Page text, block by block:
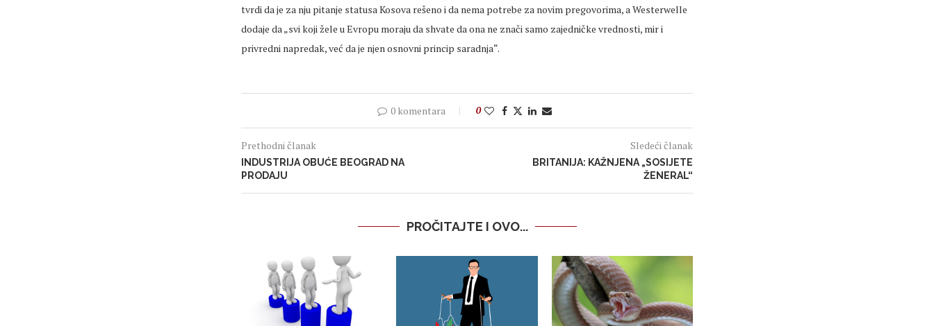
tvrdi da je za nju pitanje statusa Kosova rešeno i da nema potrebe za novim pregovorima, a Westerwelle
dodaje da „svi koji žele u Evropu moraju da shvate da ona ne znači samo zajedničke vrednosti, mir i
privredni napredak, već da je njen osnovni princip saradnja“.
0 komentara 0
Prethodni članak
INDUSTRIJA OBUĆE BEOGRAD NA
PRODAJU
Sledeći članak
BRITANIJA: KAŽNJENA „SOSIJETE
ŽENERAL“
PROČITAJTE I OVO...